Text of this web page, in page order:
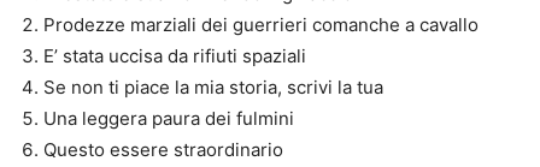
Prodezze marziali dei guerrieri comanche a cavallo
E’ stata uccisa da rifiuti spaziali
Se non ti piace la mia storia, scrivi la tua
Una leggera paura dei fulmini
Questo essere straordinario